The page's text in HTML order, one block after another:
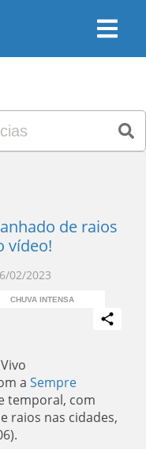
de raios
vídeo!
02/2023
CHUVA INTENSA
a Sempre
temporal, com
raios nas cidades,